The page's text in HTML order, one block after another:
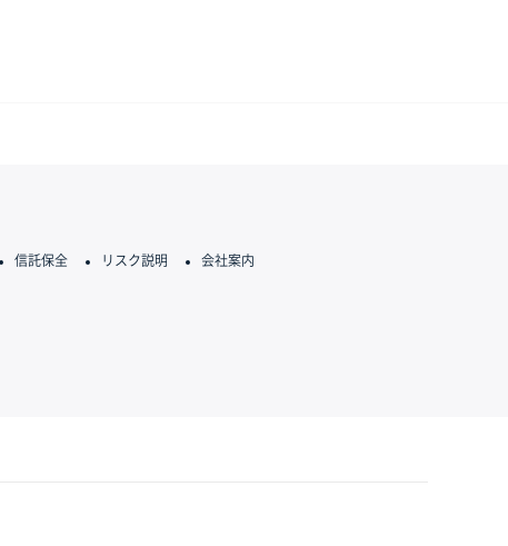
信託保全 リスク説明 会社案内